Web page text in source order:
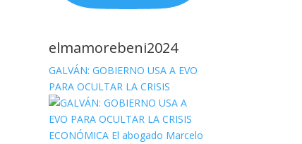
elmamorebeni2024
GALVÁN: GOBIERNO USA A EVO
PARA OCULTAR LA CRISIS